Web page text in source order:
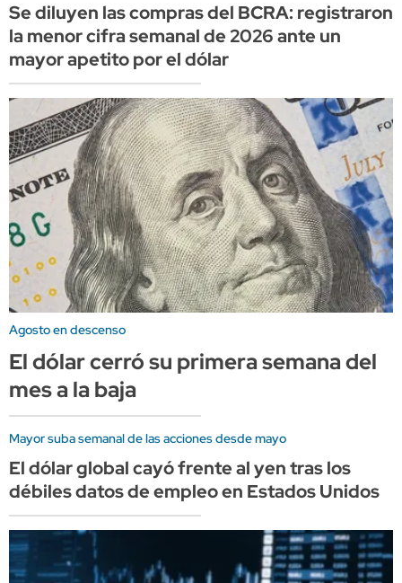
Se diluyen las compras del BCRA: registraron
la menor cifra semanal de 2026 ante un
mayor apetito por el dólar
Agosto en descenso
El dólar cerró su primera semana del
mes a la baja
Mayor suba semanal de las acciones desde mayo
El dólar global cayó frente al yen tras los
débiles datos de empleo en Estados Unidos